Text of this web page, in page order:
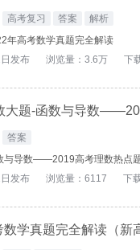
高考复习 答案
解析
年高考数学真题完全解读
发布
浏览量：3.6万 下
大题-函数与导数
答案
与导数——2019高考理数热点
发布
浏览量：6117 下
学真题完全解读（新